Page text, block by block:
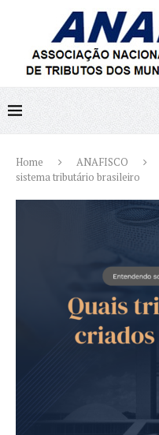
Home ANAFISCO
sistema tributário brasileiro